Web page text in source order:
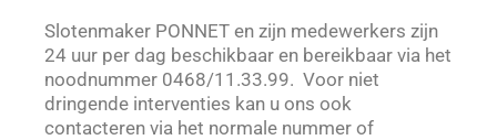
Slotenmaker PONNET en zijn medewerkers zijn
24 uur per dag beschikbaar en bereikbaar via het
noodnummer 0468/11.33.99. Voor niet
dringende interventies kan u ons ook
contacteren via het normale nummer of